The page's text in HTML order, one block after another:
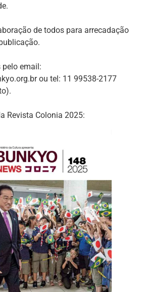
de todos para arrecadação
email:
ou tel: 11 99538-2177
Revista Colonia 2025: